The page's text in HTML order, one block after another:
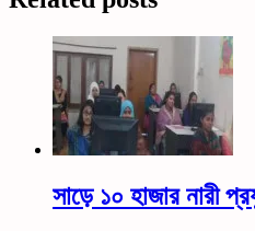
সাড়ে ১০ হাজার নারী